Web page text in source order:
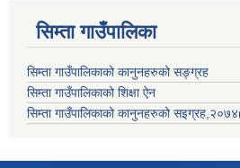
सिम्ता गाउँपालिका
सिम्ता गाउँपालिकाको कानुनहरुको सङ्ग्रह
सिम्ता गाउँपालिकाको शिक्षा ऐन
सिम्ता गाउँपालिकाको कानुनहरुको